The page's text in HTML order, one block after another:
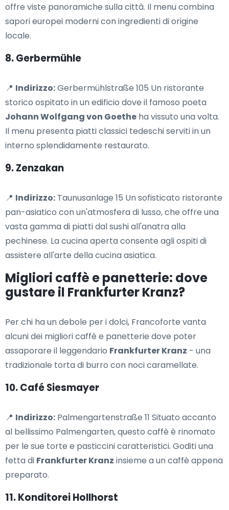
offre viste panoramiche sulla città. Il menu combina
sapori europei moderni con ingredienti di origine
locale.
8. Gerbermühle
📍 Indirizzo:Gerbermühlstraße 105 Un ristorante
storico ospitato in un edificio dove il famoso poeta
Johann Wolfgang von Goethe ha vissuto una volta.
Il menu presenta piatti classici tedeschi serviti in un
interno splendidamente restaurato.
9. Zenzakan
📍 Indirizzo: Taunusanlage 15 Un sofisticato ristorante
pan-asiatico con un'atmosfera di lusso, che offre una
vasta gamma di piatti dal sushi all'anatra alla
pechinese. La cucina aperta consente agli ospiti di
assistere all'arte della cucina asiatica.
Migliori caffè e panetterie: dove
gustare il Frankfurter Kranz?
Per chi ha un debole per i dolci, Francoforte vanta
alcuni dei migliori caffè e panetterie dove poter
assaporare il leggendario Frankfurter Kranz - una
tradizionale torta di burro con noci caramellate.
10. Café Siesmayer
📍 Indirizzo: Palmengartenstraße 11 Situato accanto
al bellissimo Palmengarten, questo caffè è rinomato
per le sue torte e pasticcini caratteristici. Goditi una
fetta di Frankfurter Kranz insieme a un caffè appena
preparato.
11. Konditorei Hollhorst